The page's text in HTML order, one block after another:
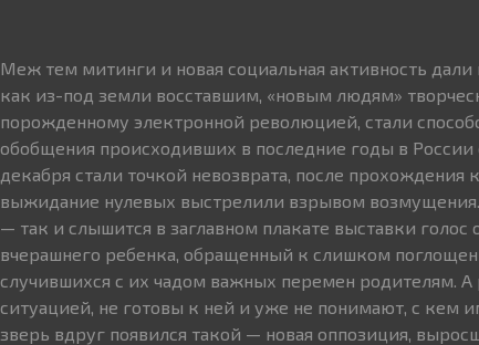
Меж тем митинги и новая социальная активность дали
как из-под земли восставшим, «новым людям»
порожденному электронной революцией, стали
обобщения происходивших в последние годы в
декабря стали точкой невозврата, после прохождения
выжидание нулевых выстрелили взрывом
— так и слышится в заглавном плакате выставки
вчерашнего ребенка, обращенный к слишком
случившихся с их чадом важных перемен родителям. А
ситуацией, не готовы к ней и уже не понимают, с кем
зверь вдруг появился такой — новая оппозиция,